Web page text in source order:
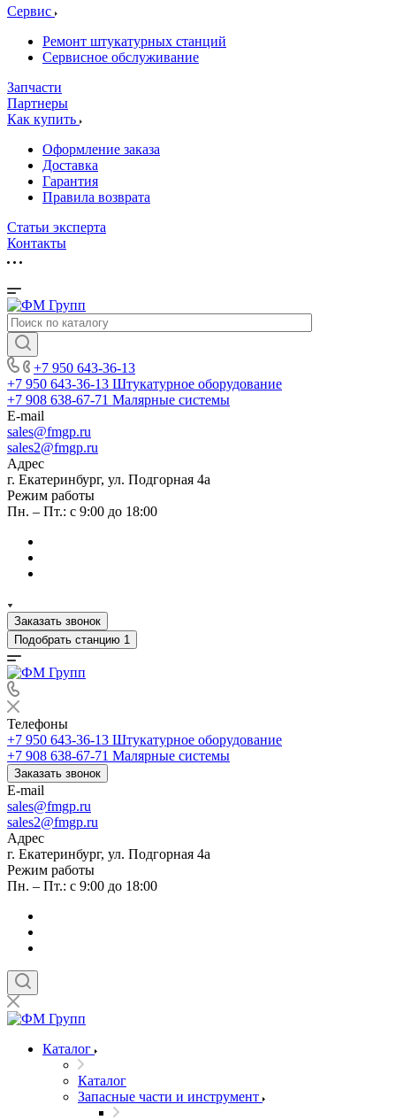
Сервис
Ремонт штукатурных станций
Сервисное обслуживание
Запчасти
Партнеры
Как купить
Оформление заказа
Доставка
Гарантия
Правила возврата
Статьи эксперта
Контакты
+7 950 643-36-13
+7 950 643-36-13 Штукатурное оборудование
+7 908 638-67-71 Малярные системы
E-mail
sales@fmgp.ru
sales2@fmgp.ru
Адрес
г. Екатеринбург, ул. Подгорная 4а
Режим работы
Пн. – Пт.: с 9:00 до 18:00
Заказать звонок
Подобрать станцию 1
Телефоны
+7 950 643-36-13 Штукатурное оборудование
+7 908 638-67-71 Малярные системы
Заказать звонок
E-mail
sales@fmgp.ru
sales2@fmgp.ru
Адрес
г. Екатеринбург, ул. Подгорная 4а
Режим работы
Пн. – Пт.: с 9:00 до 18:00
Каталог
Каталог
Запасные части и инструмент